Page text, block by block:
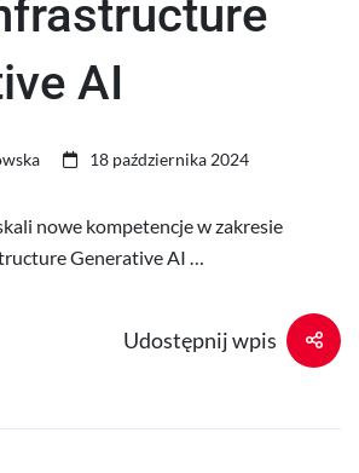
AI
18 października 2024
nowe kompetencje w zakresie
Generative AI …
Udostępnij wpis